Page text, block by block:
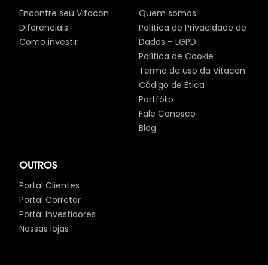
Encontre seu Vitacon
Diferenciais
Como investir
Quem somos
Política de Privacidade de
Dados – LGPD
Política de Cookie
Termo de uso da Vitacon
Código de Ética
Portfólio
Fale Conosco
Blog
OUTROS
Portal Clientes
Portal Corretor
Portal Investidores
Nossas lojas